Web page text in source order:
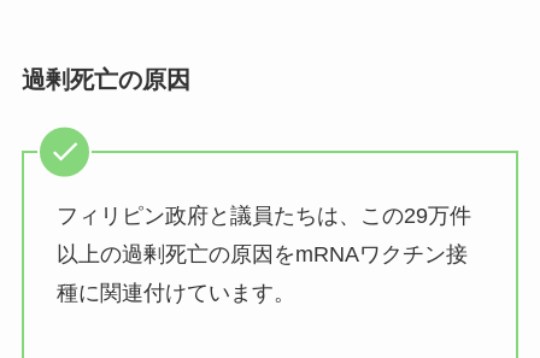
過剰死亡の原因
フィリピン政府と議員たちは、この29万件
以上の過剰死亡の原因をmRNAワクチン接
種に関連付けています。